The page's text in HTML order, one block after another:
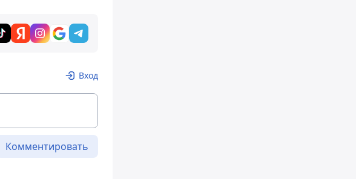
Вход
Комментировать